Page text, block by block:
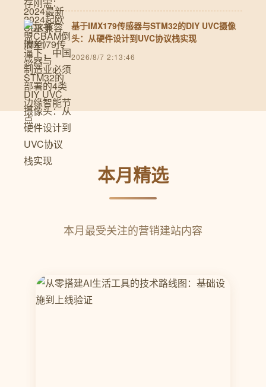
基于IMX179传感器与STM32的DIY UVC摄像
头：从硬件设计到UVC协议栈实现
2026/8/7 2:13:46
本月精选
本月最受关注的营销建站内容